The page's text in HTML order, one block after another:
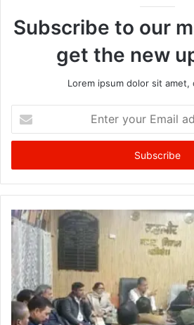
Subscribe to our
get the new
Lorem ipsum dolor sit amet,
your
Email